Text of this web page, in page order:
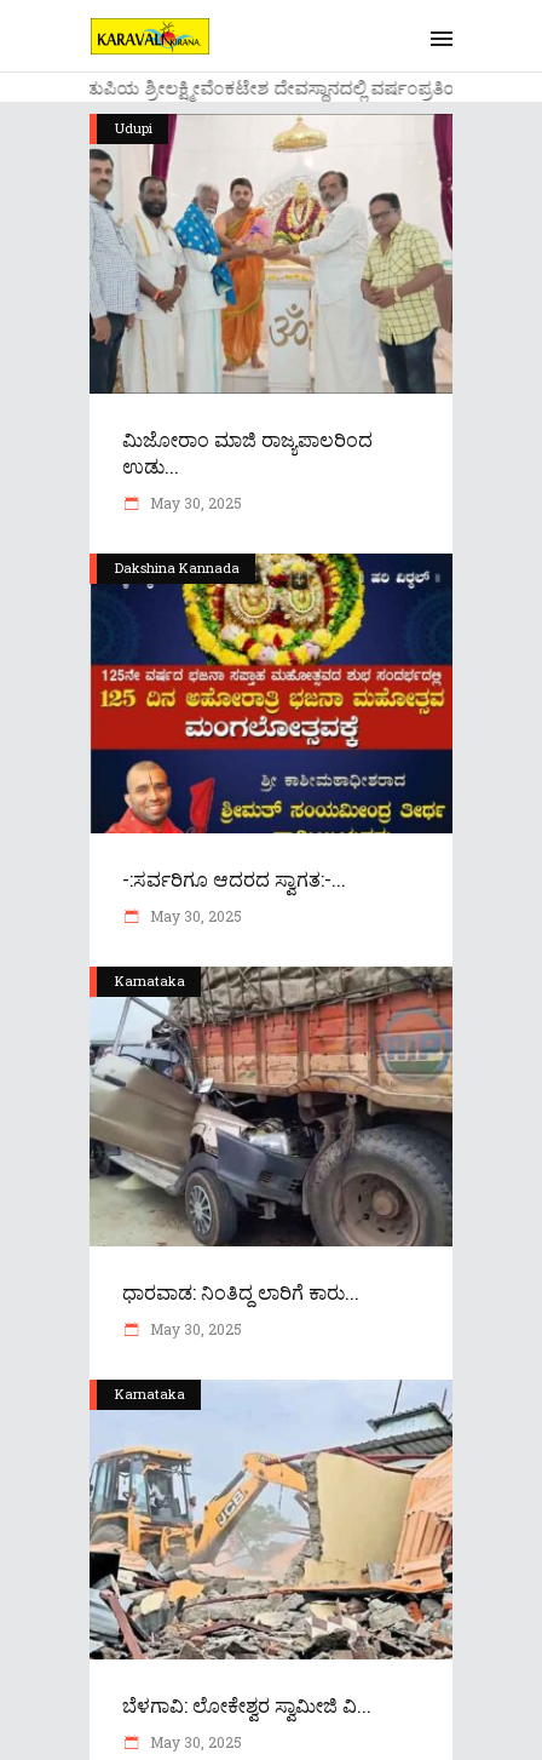
....ಉಡುಪಿಯ ಶ್ರೀಲಕ್ಷ್ಮೀವೆ೦ಕಟೇಶ ದೇವಸ್ಥಾನದಲ್ಲಿ ವರ್ಷ೦ಪ್ರತಿಯ
Udupi
ಮಿಜೋರಾಂ ಮಾಜಿ ರಾಜ್ಯಪಾಲರಿಂದ
ಉಡು...
May 30, 2025
Dakshina Kannada
-:ಸರ್ವರಿಗೂ ಆದರದ ಸ್ವಾಗತ:-...
May 30, 2025
Karnataka
ಧಾರವಾಡ: ನಿಂತಿದ್ದ ಲಾರಿಗೆ ಕಾರು...
May 30, 2025
Karnataka
ಬೆಳಗಾವಿ: ಲೋಕೇಶ್ವರ ಸ್ವಾಮೀಜಿ ವಿ...
May 30, 2025